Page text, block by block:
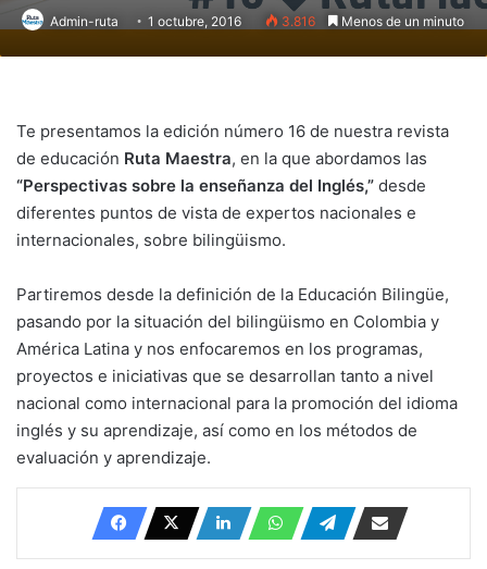
Admin-ruta 1 octubre, 2016 3.816 Menos de un minuto
Te presentamos la edición número 16 de nuestra revista
de educación Ruta Maestra, en la que abordamos las
“Perspectivas sobre la enseñanza del Inglés,” desde
diferentes puntos de vista de expertos nacionales e
internacionales, sobre bilingüismo.
Partiremos desde la definición de la Educación Bilingüe,
pasando por la situación del bilingüismo en Colombia y
América Latina y nos enfocaremos en los programas,
proyectos e iniciativas que se desarrollan tanto a nivel
nacional como internacional para la promoción del idioma
inglés y su aprendizaje, así como en los métodos de
evaluación y aprendizaje.